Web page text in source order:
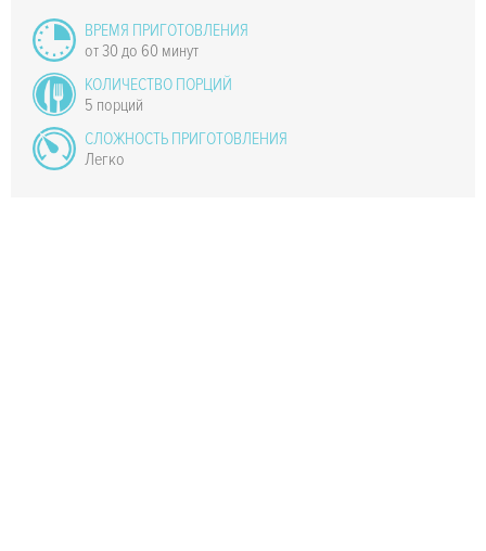
ВРЕМЯ ПРИГОТОВЛЕНИЯ
от 30 до 60 минут
КОЛИЧЕСТВО ПОРЦИЙ
5 порций
СЛОЖНОСТЬ ПРИГОТОВЛЕНИЯ
Легко